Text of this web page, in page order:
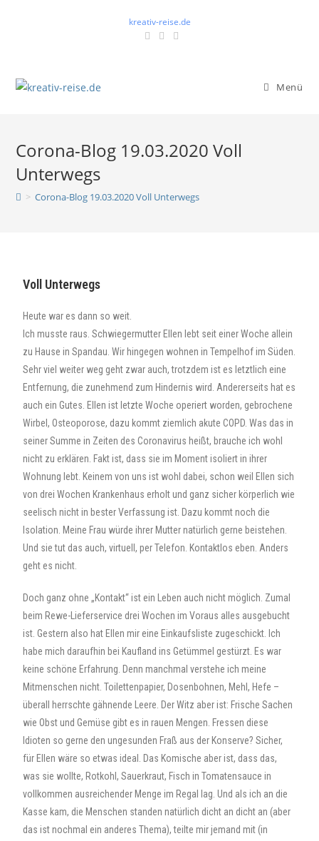
kreativ-reise.de
Menü
Corona-Blog 19.03.2020 Voll
Unterwegs
> Corona-Blog 19.03.2020 Voll Unterwegs
Voll Unterwegs
Heute war es dann so weit.
Ich musste raus. Schwiegermutter Ellen lebt seit einer Woche allein
zu Hause in Spandau. Wir hingegen wohnen in Tempelhof im Süden.
Sehr viel weiter weg geht zwar auch, trotzdem ist es letztlich eine
Entfernung, die zunehmend zum Hindernis wird. Andererseits hat es
auch ein Gutes. Ellen ist letzte Woche operiert worden, gebrochene
Wirbel, Osteoporose, dazu kommt ziemlich akute COPD. Was das in
seiner Summe in Zeiten des Coronavirus heißt, brauche ich wohl
nicht zu erklären. Fakt ist, dass sie im Moment isoliert in ihrer
Wohnung lebt. Keinem von uns ist wohl dabei, schon weil Ellen sich
von drei Wochen Krankenhaus erholt und ganz sicher körperlich wie
seelisch nicht in bester Verfassung ist. Dazu kommt noch die
Isolation. Meine Frau würde ihrer Mutter natürlich gerne beistehen.
Und sie tut das auch, virtuell, per Telefon. Kontaktlos eben. Anders
geht es nicht.
Doch ganz ohne „Kontakt“ ist ein Leben auch nicht möglich. Zumal
beim Rewe-Lieferservice drei Wochen im Voraus alles ausgebucht
ist. Gestern also hat Ellen mir eine Einkaufsliste zugeschickt. Ich
habe mich daraufhin bei Kaufland ins Getümmel gestürzt. Es war
keine schöne Erfahrung. Denn manchmal verstehe ich meine
Mitmenschen nicht. Toilettenpapier, Dosenbohnen, Mehl, Hefe –
überall herrschte gähnende Leere. Der Witz aber ist: Frische Sachen
wie Obst und Gemüse gibt es in rauen Mengen. Fressen diese
Idioten so gerne den ungesunden Fraß aus der Konserve? Sicher,
für Ellen wäre so etwas ideal. Das Komische aber ist, dass das,
was sie wollte, Rotkohl, Sauerkraut, Fisch in Tomatensauce in
vollkommen ausreichender Menge im Regal lag. Und als ich an die
Kasse kam, die Menschen standen natürlich dicht an dicht an (aber
das ist nochmal ein anderes Thema), teilte mir jemand mit (in